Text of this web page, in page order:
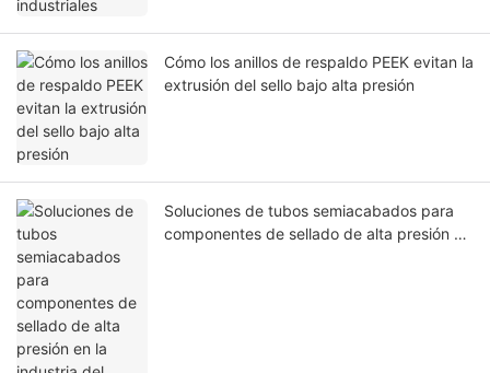
Cómo los anillos de respaldo PEEK evitan la
extrusión del sello bajo alta presión
Soluciones de tubos semiacabados para
componentes de sellado de alta presión en